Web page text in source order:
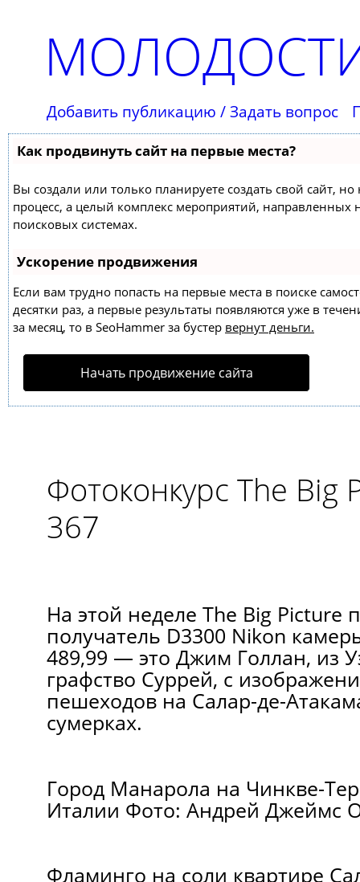
Добавить публикацию / Задать вопрос
Как продвинуть сайт на первые места?
Вы создали или только планируете создать свой сайт,
процесс, а целый комплекс мероприятий,
поисковых системах.
Ускорение продвижения
Если вам трудно попасть на первые места в поиске
десятки раз, а первые результаты появляются уже в
за месяц, то в SeoHammer за бустер вернут деньги.
Начать продвижение сайта
Фотоконкурс The Big
367
На этой неделе The Big Picture
получатель D3300 Nikon
489,99 — это Джим Голлан, из
графство Суррей, с
пешеходов на Салар-де-
сумерках.
Город Манарола на Чинкве-
Италии Фото: Андрей Джеймс
Фламинго на соли квартире